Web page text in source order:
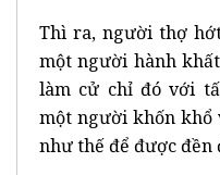
Thì ra, người thợ
một người hành
làm cử chỉ đó với
một người khốn khổ
như thế để được đền